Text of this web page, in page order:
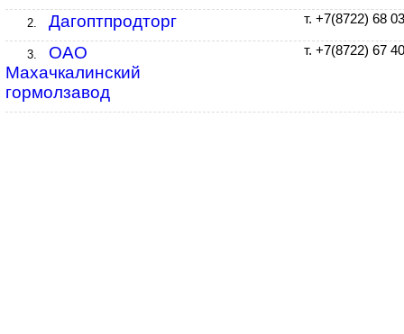
2. Дагоптпродторг т. +7(8722) 68
3.
ОАО
Махачкалинский
гормолзавод
т. +7(8722) 67